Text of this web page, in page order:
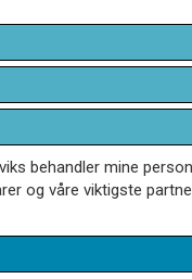
behandler mine
og våre viktigste